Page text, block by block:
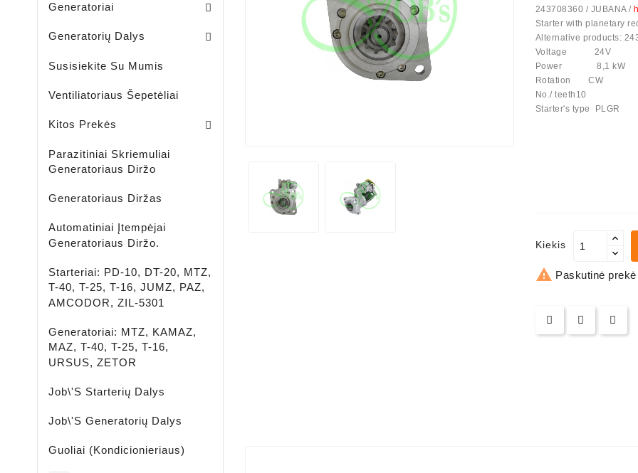
Generatoriai
Generatorių Dalys
Susisiekite Su Mumis
Ventiliatoriaus Šepetėliai
Kitos Prekės
Parazitiniai Skriemuliai
Generatoriaus Diržo
Generatoriaus Diržas
Automatiniai Įtempėjai
Generatoriaus Diržo.
Starteriai: PD-10, DT-20, MTZ,
T-40, T-25, T-16, JUMZ, PAZ,
AMCODOR, ZIL-5301
Generatoriai: MTZ, KAMAZ,
MAZ, T-40, T-25, T-16,
URSUS, ZETOR
Job\'s Starterių Dalys
Job\'s Generatorių Dalys
Guoliai (kondicionieriaus)
243708360 / JUBANA /
Starter with planetary
Alternative products:
Voltage 24V
Power 8,1 kW
Rotation CW
No./ teeth10
Starter's type PLGR
Kiekis
 Paskutinė prekė